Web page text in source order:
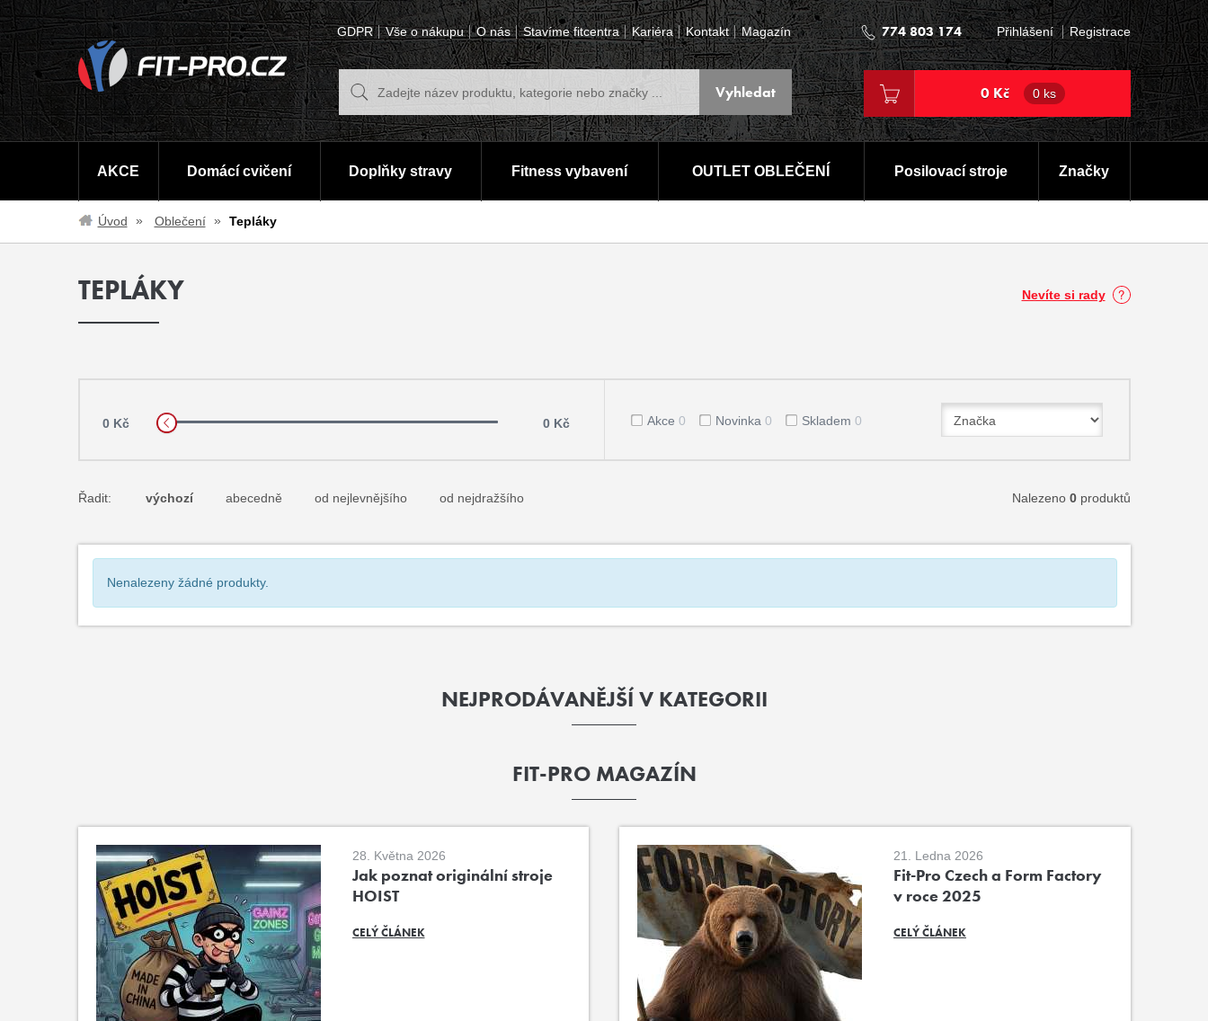
GDPR Vše o nákupu O nás Stavíme fitcentra Kariéra Kontakt Magazín 774 803 174 Přihlášení Registrace
0 Kč 0 ks
AKCE Domácí cvičení Doplňky stravy Fitness vybavení OUTLET OBLEČENÍ Posilovací stroje Značky
Úvod Oblečení Tepláky
TEPLÁKY Nevíte si rady
0 Kč 0 Kč Akce 0 Novinka 0 Skladem 0
Řadit: výchozí abecedně od nejlevnějšího od nejdražšího Nalezeno 0produktů
Nenalezeny žádné produkty.
NEJPRODÁVANĚJŠÍ V KATEGORII
FIT-PRO MAGAZÍN
28. Května 2026
Jak poznat originální stroje
HOIST
CELÝ ČLÁNEK
21. Ledna 2026
Fit-Pro Czech a Form Factory
v roce 2025
CELÝ ČLÁNEK